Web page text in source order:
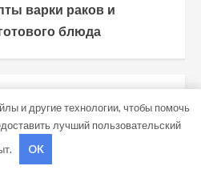
варки раков и
блюда
и другие технологии, чтобы помочь
лучший пользовательский
OK